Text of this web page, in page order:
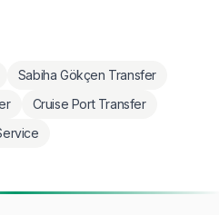
Sabiha Gökçen Transfer
Cruise Port Transfer